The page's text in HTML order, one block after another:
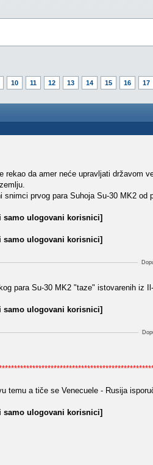
10 11 12 13 14 15 16 17
rekao da amer neće upravljati državom
snimci prvog para Suhoja Su-30 MK2 od
samo ulogovani korisnici]
samo ulogovani korisnici]
para Su-30 MK2 "taze" istovarenih iz
samo ulogovani korisnici]
temu a tiče se Venecuele - Rusija
samo ulogovani korisnici]